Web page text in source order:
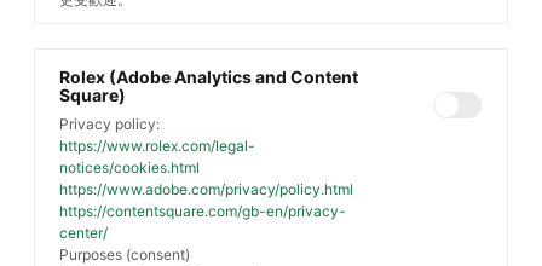
Rolex (Adobe Analytics and Content
Square)
Privacy policy:
https://www.rolex.com/legal-
notices/cookies.html
https://www.adobe.com/privacy/policy.html
https://contentsquare.com/gb-en/privacy-
center/
Purposes (consent)